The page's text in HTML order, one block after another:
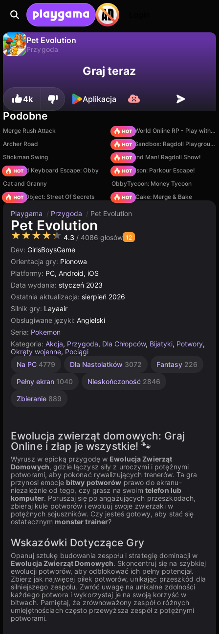
Pet Evolution
Przygoda
Zapisz postępy! Nie
Graj teraz
4k Aplikacja
Podobne
Merge Rush Attack
Sprunki World Online RP - Play with Friends!
Archer Road
Sprunki Sandbox: Ragdoll Playground Mode
Stickman Swing
Playground Man! Ragdoll Show!
+1 Speed Keyboard Escape: Obby
Barry Prison: Parkour Escape!
Cat and Granny
ObbyTycoon: Money Tycoon
Hidden Object: Street Of Secrets
Piece of Cake: Merge & Bake
Playgama / Przygoda / Pet Evolution
Pet Evolution
★★★★★ 4.3 / 4086 głosów 12
Dev: GirlsBoysGame
Orientacja gry: Pionowa
Platformy: PC, Android, iOS
Data wydania: styczeń 2023
Ostatnia aktualizacja: sierpień 2026
Silnik gry: Layaair
Obsługiwane języki: Angielski
Seria: Pokemon
Kategoria: Akcja, Przygoda, Dla Chłopców, Bijatyki, Potwory,
Okręty wojenne, Pociągi
Na PC 4779 Dla Nastolatków 3072 Fantasy 226
Pełny ekran 1040 Nieskończoność 2846
Zbieranie 889
Komputerowe
Jednoosobowe
Indie
Strategiczne
Rosyjskie
Multiplayer
Poker
Ewolucja zwierząt domowych: Graj
Online i złap je wszystkie! 🐾
Wyrusz w epicką przygodę w Ewolucja Zwierząt
Domowych, gdzie łączysz siły z uroczymi i potężnymi
potworami, aby pokonać rywalizujących trenerów. Ta gra
przynosi emocje bitwy potworów prawo do ekranu-
niezależnie od tego, czy grasz na swoim telefon lub
komputer. Poruszaj się po angażujących przeszkodach,
zbieraj kule potworów i ewoluuj swoje zwierzaki w
potężnych sojuszników. Czy jesteś gotowy, aby stać się
ostatecznym monster trainer?
Wskazówki Dotyczące Gry
Opanuj sztukę budowania zespołu i strategię dominacji w
Ewolucja Zwierząt Domowych. Skoncentruj się na szybkiej
ewolucji potworów, aby odblokować ich pełny potencjał.
Zbierz jak najwięcej piłek potworów, unikając przeszkód dla
silniejszego zespołu. Zwróć uwagę na unikalne zdolności
każdego potwora i wykorzystaj je na swoją korzyść w
bitwach. Pamiętaj, że zrównoważony zespół o różnych
umiejętnościach często przewyższa zespół z potężnymi
potworami.